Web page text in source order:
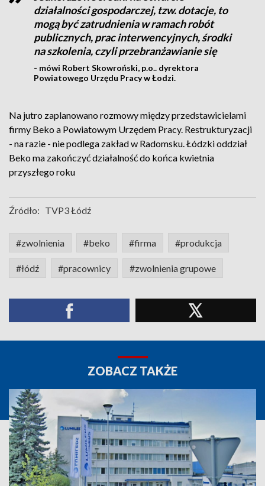
działalności gospodarczej, tzw. dotacje, to
mogą być zatrudnienia w ramach robót
publicznych, prac interwencyjnych, środki
na szkolenia, czyli przebranżawianie się
- mówi Robert Skowroński, p.o.. dyrektora
Powiatowego Urzędu Pracy w Łodzi.
Na jutro zaplanowano rozmowy między przedstawicielami
firmy Beko a Powiatowym Urzędem Pracy. Restrukturyzacji
- na razie - nie podlega zakład w Radomsku. Łódzki oddział
Beko ma zakończyć działalność do końca kwietnia
przyszłego roku
Źródło: TVP3 Łódź
#zwolnienia #beko #firma #produkcja
#łódź #pracownicy #zwolnienia grupowe
ZOBACZ TAKŻE